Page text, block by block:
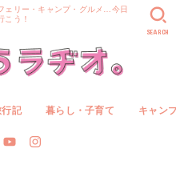
ェリー・キャンプ・グルメ…今日
こう！
行記 暮らし・子育て キャン
SEARCH